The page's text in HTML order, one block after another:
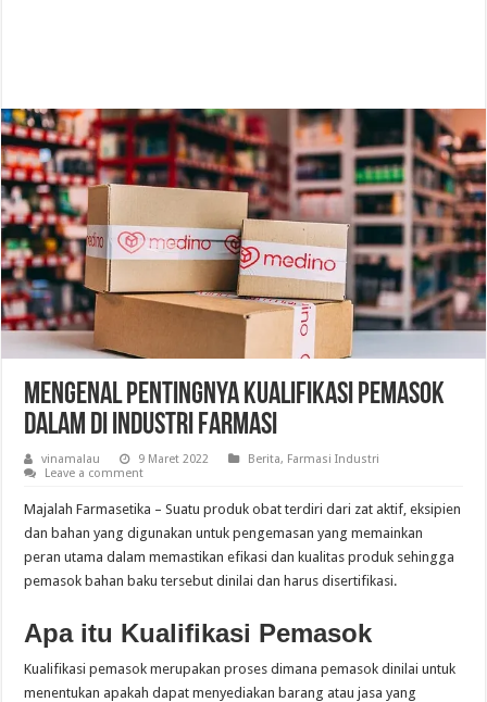
Mengenal Pentingnya Kualifikasi Pemasok
dalam di Industri Farmasi
vinamalau 9 Maret 2022 Berita, Farmasi Industri
Leave a comment
Majalah Farmasetika – Suatu produk obat terdiri dari zat aktif, eksipien
dan bahan yang digunakan untuk pengemasan yang memainkan
peran utama dalam memastikan efikasi dan kualitas produk sehingga
pemasok bahan baku tersebut dinilai dan harus disertifikasi.
Apa itu Kualifikasi Pemasok
Kualifikasi pemasok merupakan proses dimana pemasok dinilai untuk
menentukan apakah dapat menyediakan barang atau jasa yang